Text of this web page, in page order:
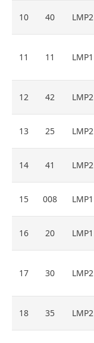
10 40 LMP2
11 11 LMP1
12 42 LMP2
13 25 LMP2
14 41 LMP2
15 008 LMP1
16 20 LMP1
17 30 LMP2
18 35 LMP2